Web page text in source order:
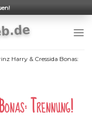
Harry & Cressida Bonas:
Trennung!